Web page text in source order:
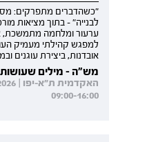
"כשהדברים מתפרקים:
לבנייה" - בתוך מציאות
ערעור ומלחמה מתמשכת,
למפגש קהילתי מעמיק
אובדנות, ביצירת עוגנים
מש"ה - מילים
09:00-16:00